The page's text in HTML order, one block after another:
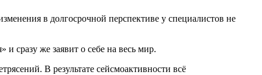
в долгосрочной перспективе у специалистов не
сразу же заявит о себе на весь мир.
В результате сейсмоактивности всё